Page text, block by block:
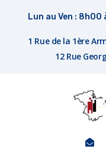
Lun au Ven :
1 Rue de la 1ère
12 Rue